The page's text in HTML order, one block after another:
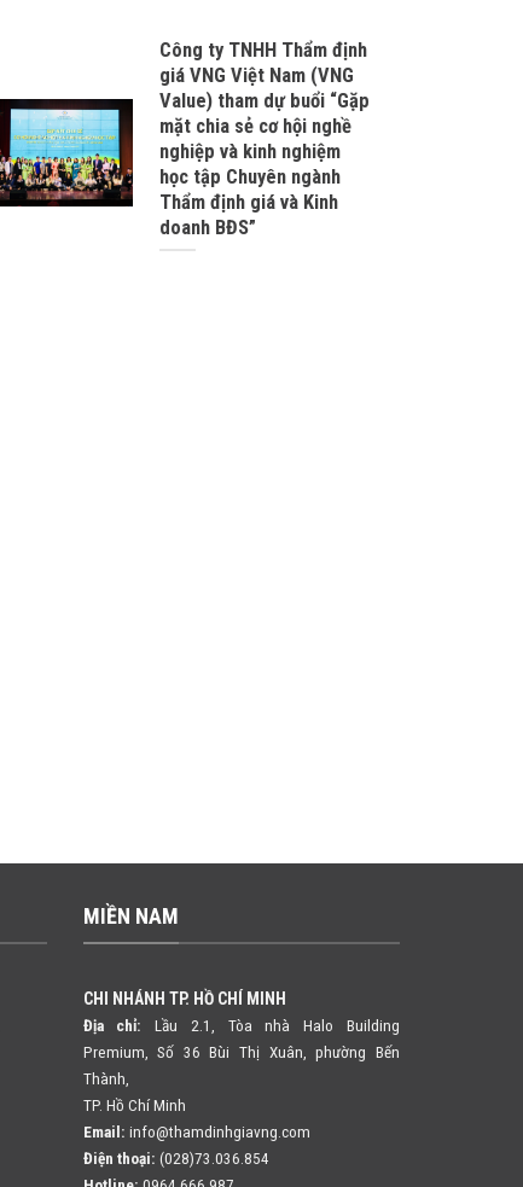
Công ty TNHH Thẩm định
giá VNG Việt Nam (VNG
Value) tham dự buổi “Gặp
mặt chia sẻ cơ hội nghề
nghiệp và kinh nghiệm
học tập Chuyên ngành
Thẩm định giá và Kinh
doanh BĐS”
MIỀN NAM
CHI NHÁNH TP. HỒ CHÍ MINH
Địa chỉ: Lầu 2.1, Tòa nhà Halo Building
Premium, Số 36 Bùi Thị Xuân,phường Bến
Thành,
TP. Hồ Chí Minh
Email: info@thamdinhgiavng.com
Điện thoại: (028)73.036.854